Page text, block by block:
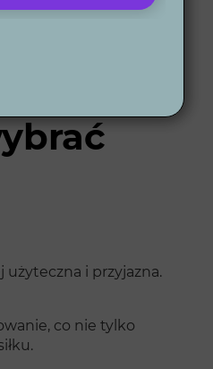
jak systemy
użyteczna i przyjazna.
co nie tylko